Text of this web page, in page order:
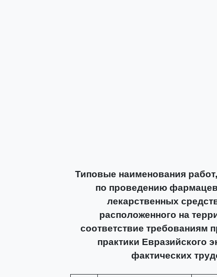
Типовые наименования
по проведению
лекарственных
расположенного на
соответствие требованиям
практики Евразийского
фактических